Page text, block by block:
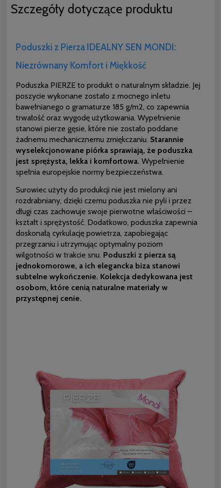
Szczegóły dotyczące produktu
Poduszki z Pierza IDEALNY SEN MONDI:
Niezrównany Komfort i Miękkość
Poduszka PIERZE to produkt o naturalnym składzie. Jej
poszycie wykonane zostało z mocnego inletu
bawełnianego o gramaturze 185 g/m2, co zapewnia
trwałość oraz wygodę użytkowania. Wypełnienie
stanowi pierze gęsie, które nie zostało poddane
żadnemu mechanicznemu zmiękczaniu. Starannie
wyselekcjonowane piórka sprawiają, że poduszka
jest sprężysta, lekka i komfortowa. Wypełnienie
spełnia europejskie normy bezpieczeństwa.
Surowiec użyty do produkcji nie jest mielony ani
rozdrabniany, dzięki czemu poduszka nie pyli i przez
długi czas zachowuje swoje pierwotne właściwości –
kształt i sprężystość. Dodatkowo, poduszka zapewnia
doskonałą cyrkulację powietrza, zapobiegając
przegrzaniu i utrzymując optymalny poziom
wilgotności w trakcie snu. Poduszki z pierza są
jednokomorowe, a ich elegancka biza stanowi
subtelne wykończenie. Kolekcja dedykowana jest
osobom, które cenią naturalne materiały w
przystępnej cenie.